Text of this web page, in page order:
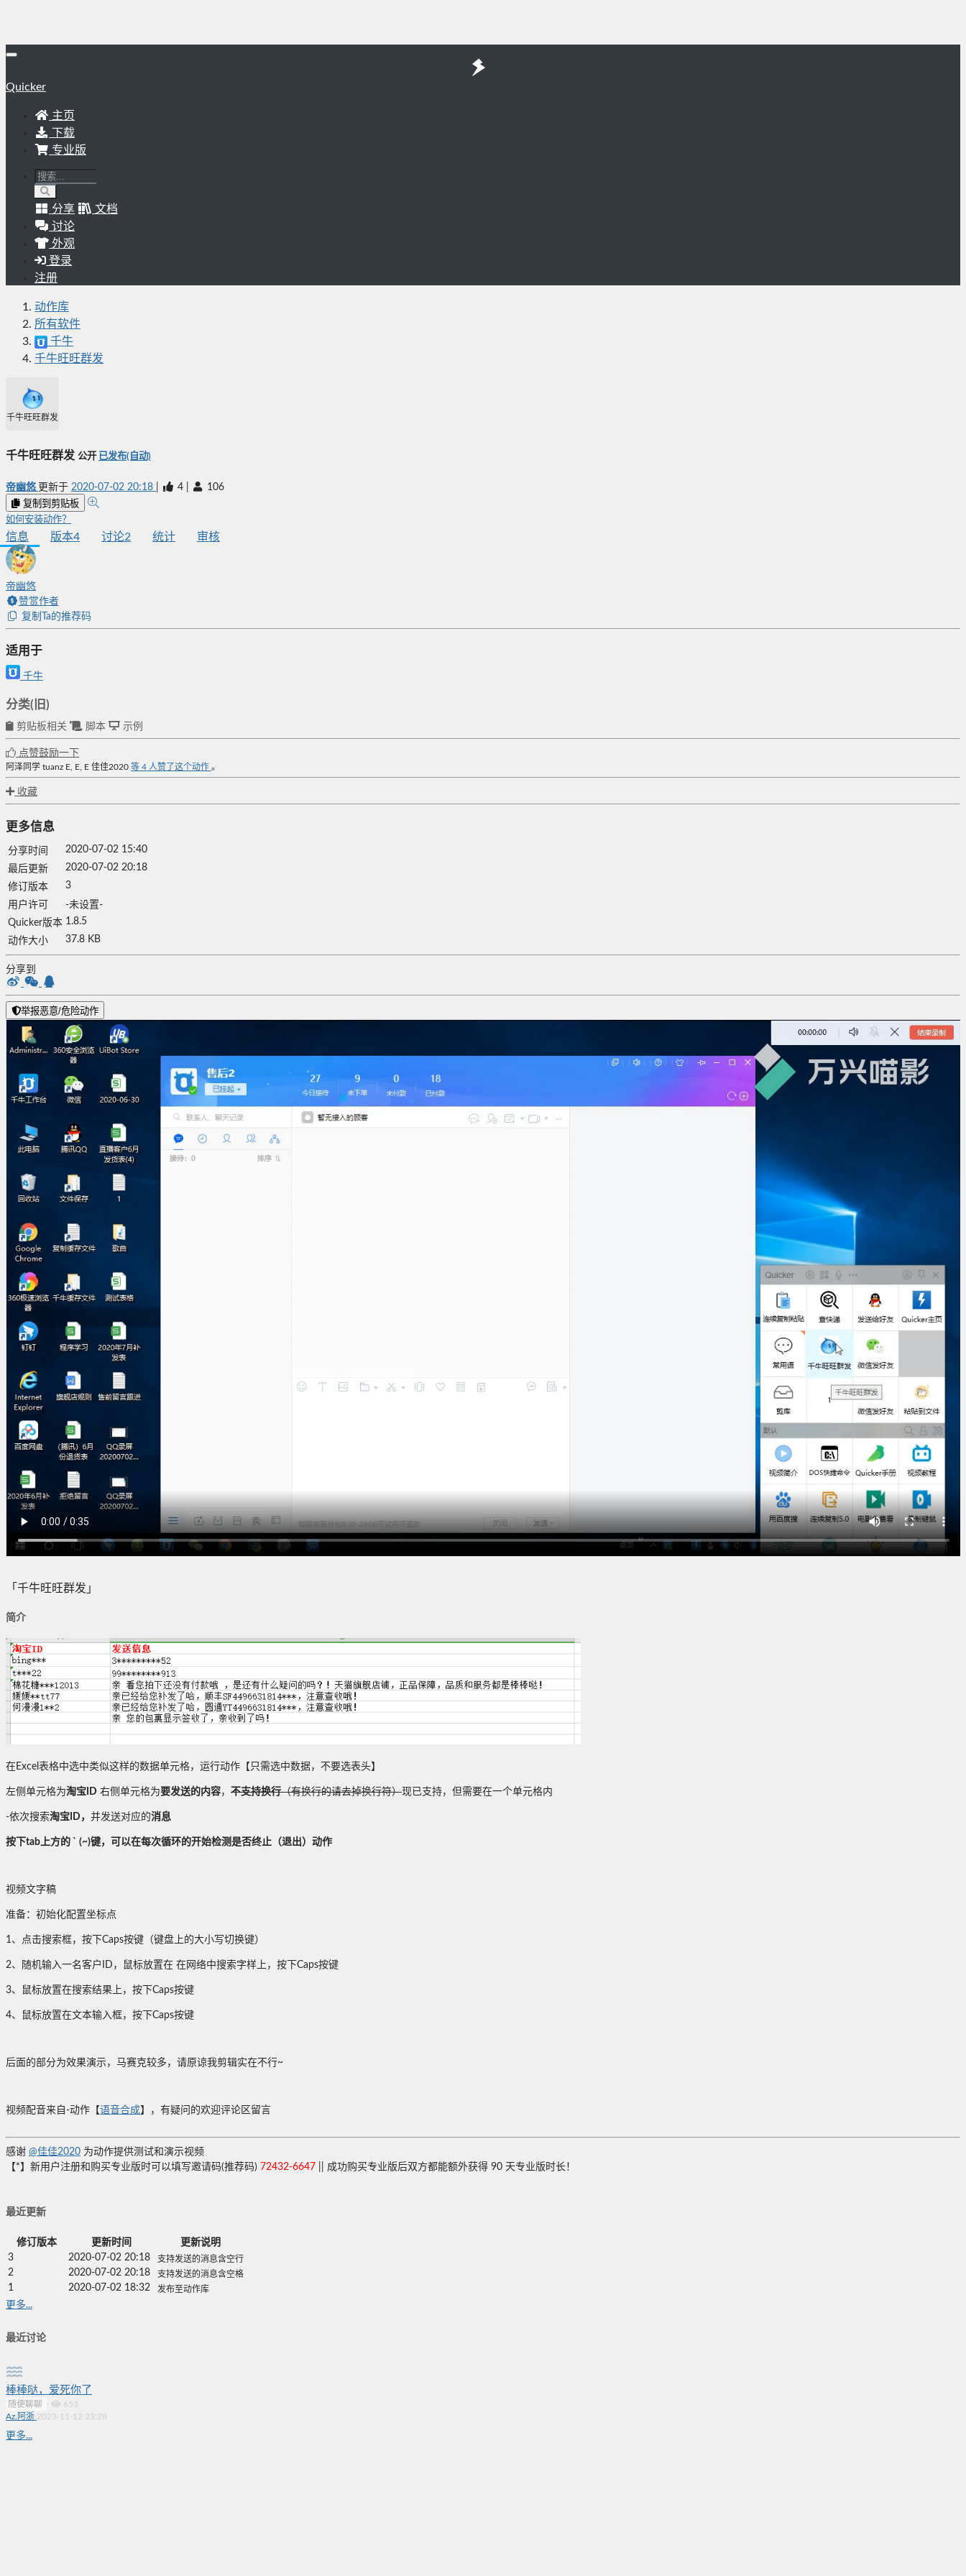
Quicker
主页
下载
专业版
分享
文档
讨论
外观
登录
注册
动作库
所有软件
千牛
千牛旺旺群发
千牛旺旺群发
千牛旺旺群发 公开 已发布(自动)
帝幽悠 更新于 2020-07-02 20:18 4 106
复制到剪贴板
如何安装动作？
信息 版本4 讨论2 统计 审核
帝幽悠
赞赏作者
复制Ta的推荐码
适用于
千牛
分类(旧)
剪贴板相关 脚本 示例
点赞鼓励一下
阿泽同学 tuanz E, E, E 佳佳2020 等 4 人赞了这个动作 。
收藏
更多信息
分享时间
2020-07-02 15:40
最后更新
2020-07-02 20:18
修订版本
3
用户许可
-未设置-
Quicker版本 1.8.5
动作大小
37.8 KB
分享到
举报恶意/危险动作
「千牛旺旺群发」
简介
在Excel表格中选中类似这样的数据单元格，运行动作【只需选中数据，不要选表头】
左侧单元格为淘宝ID 右侧单元格为要发送的内容， 不支持换行（有换行的请去掉换行符）现已支持，但需要在一个单元格内
-依次搜索淘宝ID， 并发送对应的消息
按下tab上方的 ` (~)键，可以在每次循环的开始检测是否终止（退出）动作
视频文字稿
准备：初始化配置坐标点
1、点击搜索框，按下Caps按键（键盘上的大小写切换键）
2、随机输入一名客户ID，鼠标放置在 在网络中搜索字样上，按下Caps按键
3、鼠标放置在搜索结果上，按下Caps按键
4、鼠标放置在文本输入框，按下Caps按键
后面的部分为效果演示，马赛克较多，请原谅我剪辑实在不行~
视频配音来自-动作【语音合成】，有疑问的欢迎评论区留言
感谢 @佳佳2020 为动作提供测试和演示视频
【*】新用户注册和购买专业版时可以填写邀请码(推荐码) 72432-6647 || 成功购买专业版后双方都能额外获得 90 天专业版时长！
最近更新
修订版本 更新时间
更新说明
3
2020-07-02 20:18 支持发送的消息含空行
2 2020-07-02 20:18 支持发送的消息含空格
1 2020-07-02 18:32 发布至动作库
更多...
最近讨论
棒棒哒，爱死你了
随便聊聊 ·
653
Az.阿浙 2023-11-12 23:28
更多...